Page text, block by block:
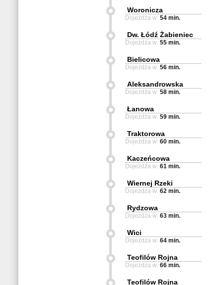
Woronicza
Dojeżdża w: 54 min.
Dw. Łódź Żabieniec
Dojeżdża w: 55 min.
Bielicowa
Dojeżdża w: 56 min.
Aleksandrowska
Dojeżdża w: 58 min.
Łanowa
Dojeżdża w: 59 min.
Traktorowa
Dojeżdża w: 60 min.
Kaczeńcowa
Dojeżdża w: 61 min.
Wiernej Rzeki
Dojeżdża w: 62 min.
Rydzowa
Dojeżdża w: 63 min.
Wici
Dojeżdża w: 64 min.
Teofilów Rojna
Dojeżdża w: 66 min.
Teofilów Rojna